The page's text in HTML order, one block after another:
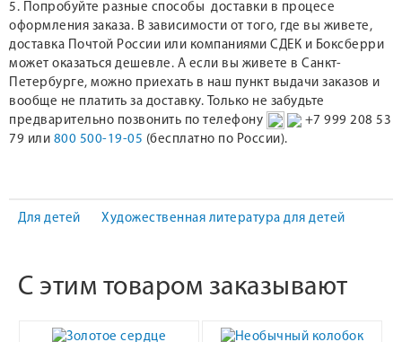
5. Попробуйте разные способы доставки в процесе
оформления заказа. В зависимости от того, где вы живете,
доставка Почтой России или компаниями СДЕК и Боксберри
может оказаться дешевле. А если вы живете в Санкт-
Петербурге, можно приехать в наш пункт выдачи заказов и
вообще не платить за доставку. Только не забудьте
предварительно позвонить по телефону
+7 999 208 53
79 или 800 500-19-05 (бесплатно по России).
Для детей Художественная литература для детей
С этим товаром заказывают